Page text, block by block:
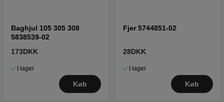
Baghjul 105 305 308
5838539-02
173DKK
I lager
Køb
Fjer 5744851-02
28DKK
I lager
Køb